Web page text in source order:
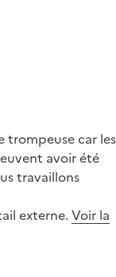
trompeuse car les
avoir été
travaillons
externe. Voir la